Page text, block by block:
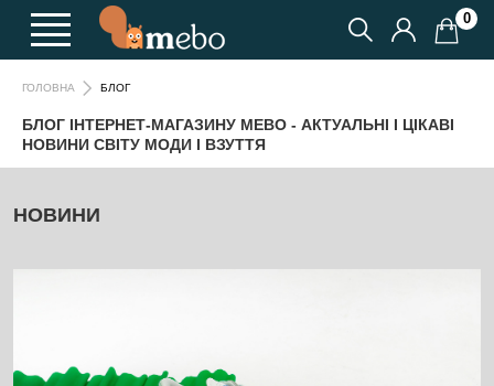
0
ГОЛОВНА БЛОГ
БЛОГ ІНТЕРНЕТ-МАГАЗИНУ MEBO - АКТУАЛЬНІ І ЦІКАВІ
НОВИНИ СВІТУ МОДИ І ВЗУТТЯ
НОВИНИ